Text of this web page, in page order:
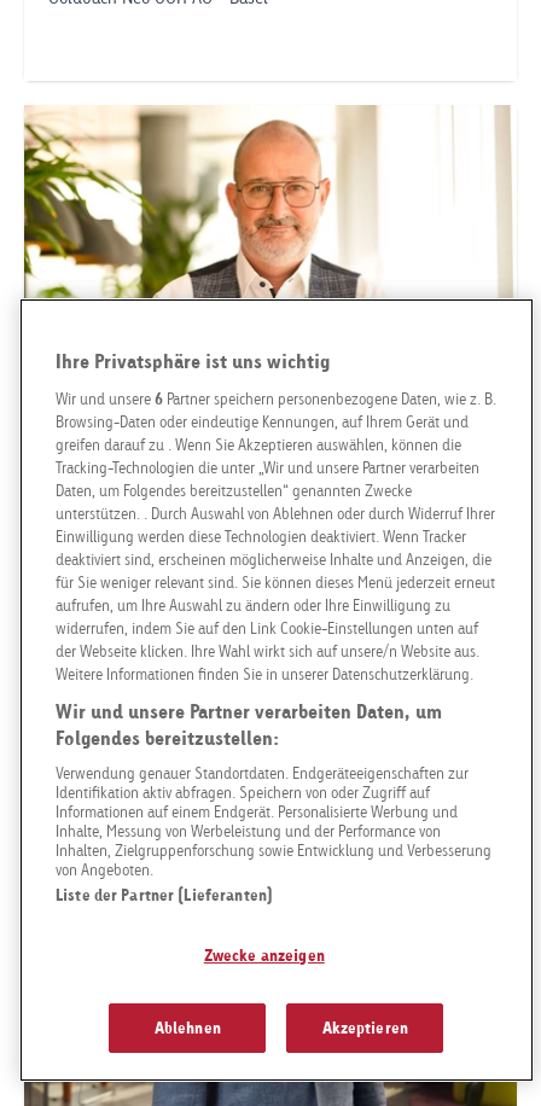
Newsletter
jannik.waiz@goldbachneo.com
Goldbach Neo OOH AG
Basel
GREGOR ESCHLE
Leiter Filiale Luzern / Region Zentral-Ostschweiz
Goldbach Neo OOH AG - Hünenberg
Telefonnummer anzeigen
gregor.eschle@goldbachneo.com
Goldbach Neo OOH AG
Hünenberg
Ihre Privatsphäre ist uns wichtig
Wir und unsere6 Partner speichern personenbezogene Daten, wie z. B.
Browsing-Daten oder eindeutige Kennungen, auf Ihrem Gerät und
greifen darauf zu . Wenn Sie Akzeptieren auswählen, können die
Tracking-Technologien die unter „Wir und unsere Partner verarbeiten
Daten, um Folgendes bereitzustellen“ genannten Zwecke
unterstützen. . Durch Auswahl von Ablehnen oder durch Widerruf Ihrer
Einwilligung werden diese Technologien deaktiviert. Wenn Tracker
deaktiviert sind, erscheinen möglicherweise Inhalte und Anzeigen, die
für Sie weniger relevant sind. Sie können dieses Menü jederzeit erneut
aufrufen, um Ihre Auswahl zu ändern oder Ihre Einwilligung zu
widerrufen, indem Sie auf den Link Cookie-Einstellungen unten auf
der Webseite klicken. Ihre Wahl wirkt sich auf unsere/n Website aus.
Weitere Informationen finden Sie in unserer Datenschutzerklärung.
Wir und unsere Partner verarbeiten Daten, um
Folgendes bereitzustellen:
Verwendung genauer Standortdaten. Endgeräteeigenschaften zur
Identifikation aktiv abfragen. Speichern von oder Zugriff auf
Informationen auf einem Endgerät. Personalisierte Werbung und
Inhalte, Messung von Werbeleistung und der Performance von
Inhalten, Zielgruppenforschung sowie Entwicklung und Verbesserung
von Angeboten.
Liste der Partner (Lieferanten)
Zwecke anzeigen
Ablehnen Akzeptieren